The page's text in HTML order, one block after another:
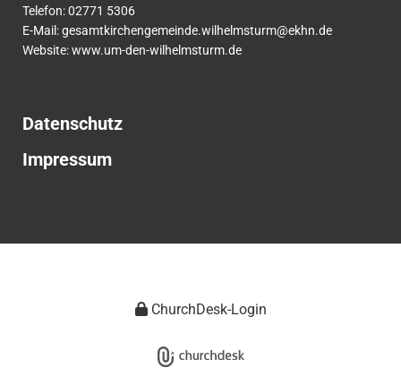
Telefon:02771 5306
E-Mail:gesamtkirchengemeinde.wilhelmsturm@ekhn.de
Website: www.um-den-wilhelmsturm.de
Datenschutz
Impressum
ChurchDesk-Login